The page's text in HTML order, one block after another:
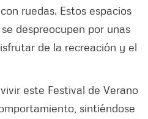
ruedas. Estos espacios
despreocupen por unas
de la recreación y el
este Festival de Verano
sintiéndose